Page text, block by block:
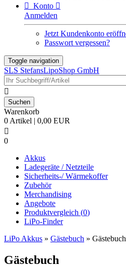
 Konto 
Anmelden
Jetzt Kundenkonto
Passwort vergessen?
Toggle navigation
SLS StefansLipoShop GmbH

Warenkorb
0 Artikel | 0,00 EUR

0
Akkus
Ladegeräte / Netzteile
Sicherheits-/ Wärmekoffer
Zubehör
Merchandising
Angebote
Produktvergleich (0)
LiPo-Finder
LiPo Akkus » Gästebuch »
Gästebuch